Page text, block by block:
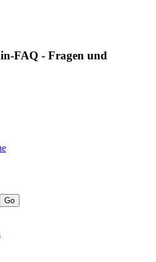
FAQ - Fragen und